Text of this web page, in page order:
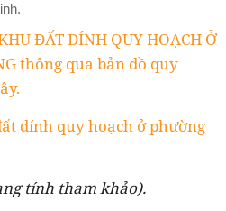
ĐẤT DÍNH QUY HOẠCH Ở
thông qua bản đồ quy
dính quy hoạch ở phường
tính tham khảo).